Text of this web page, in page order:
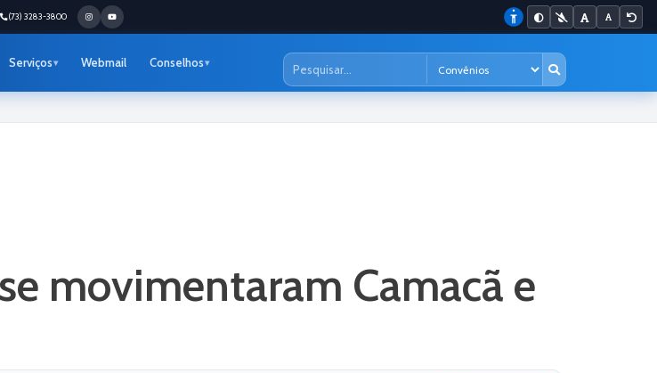
(73) 3283-3800
Serviços Webmail Conselhos
movimentaram Camacã e